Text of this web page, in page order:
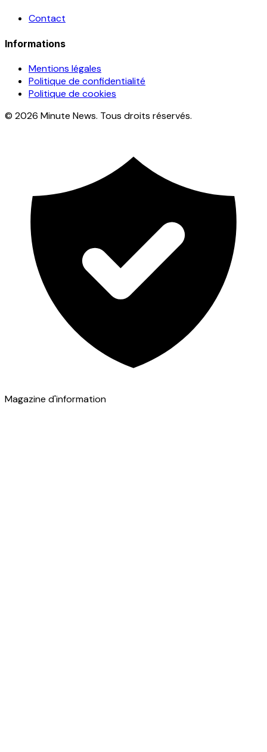
Contact
Informations
Mentions légales
Politique de confidentialité
Politique de cookies
© 2026 Minute News. Tous droits réservés.
Magazine d'information